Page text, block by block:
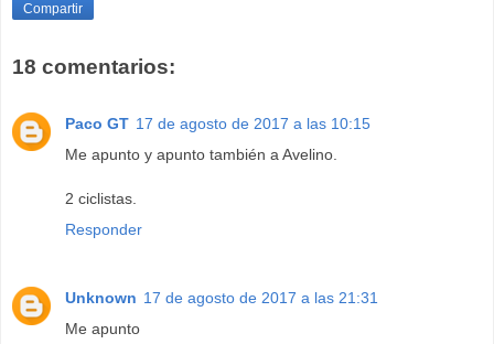
Compartir
18 comentarios:
Paco GT 17 de agosto de 2017 a las 10:15
Me apunto y apunto también a Avelino.
2 ciclistas.
Responder
Unknown 17 de agosto de 2017 a las 21:31
Me apunto